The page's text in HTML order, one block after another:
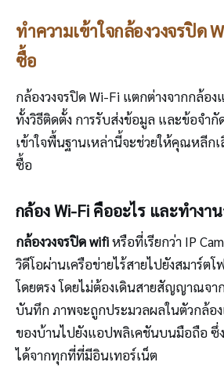
ทำความเข้าใจกล้องวงจรปิด
ซื้อ
กล้องวงจรปิด Wi-Fi แตกต่างจากกล้อ
ทั้งวิธีติดตั้ง การรับส่งข้อมูล และข้อจำ
เข้าใจพื้นฐานเหล่านี้จะช่วยให้คุณหลีกเ
ซื้อ
กล้อง Wi-Fi คืออะไร และทำงา
กล้องวงจรปิด wifiหรือที่เรียกว่า IP
วิดีโอผ่านเครือข่ายไร้สายไปยังสมาร์ต
โดยตรง โดยไม่ต้องเดินสายสัญญาณจา
บันทึก ภาพจะถูกประมวลผลในตัวกล้อ
ของบ้านไปยังแอปพลิเคชันบนมือถือ
ได้จากทุกที่ที่มีอินเทอร์เน็ต